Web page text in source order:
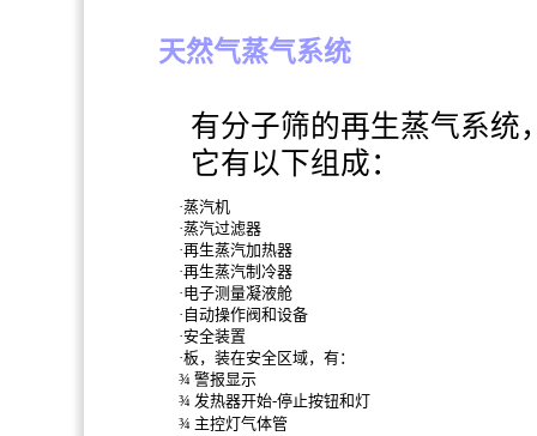
天然气蒸气系统
有分子筛的再生蒸气系统
它有以下组成：
·蒸汽机
·蒸汽过滤器
·再生蒸汽加热器
·再生蒸汽制冷器
·电子测量凝液舱
· 自动操作阀和设备
·安全装置
·板，装在安全区域，有：
¾ 警报显示
¾ 发热器开始-停止按钮和灯
¾ 主控灯气体管